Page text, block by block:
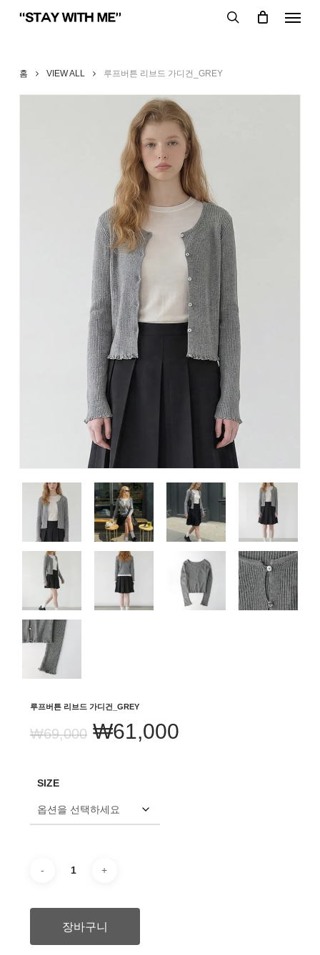
Menu
홈 VIEW ALL 루프버튼 리브드 가디건_GREY
루프버튼 리브드 가디건_GREY
₩69,000 원
₩69,000.
₩61,000현
SIZE
장바구니